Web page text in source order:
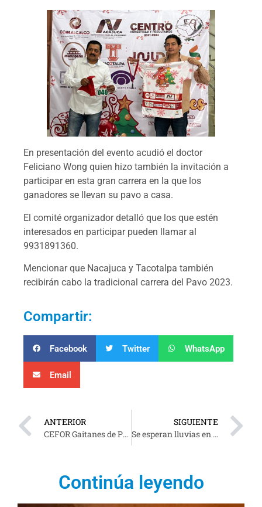
En presentación del evento acudió el doctor
Feliciano Wong quien hizo también la invitación a
participar en esta gran carrera en la que los
ganadores se llevan su pavo a casa.
El comité organizador detalló que los que estén
interesados en participar pueden llamar al
9931891360.
Mencionar que Nacajuca y Tacotalpa también
recibirán cabo la tradicional carrera del Pavo 2023.
Compartir:
Facebook Twitter WhatsApp
Email
ANTERIOR
CEFOR Gaitanes de Paraíso estrena nueva piel
SIGUIENTE
Se esperan lluvias en algunas zonas de la entidad tabasqueña
Continúa leyendo